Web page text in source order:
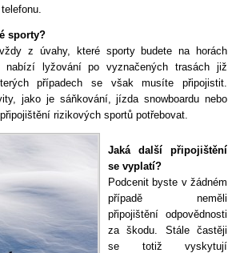
sporty?
z úvahy, které sporty budete na horách
nabízí lyžování po vyznačených trasách již
případech se však musíte připojistit.
jako je sáňkování, jízda snowboardu nebo
rizikových sportů potřebovat.
Jaká další připojištění
se vyplatí?
Podcenit byste v žádném
případě neměli
připojištění odpovědnosti
za škodu. Stále častěji
se totiž vyskytují